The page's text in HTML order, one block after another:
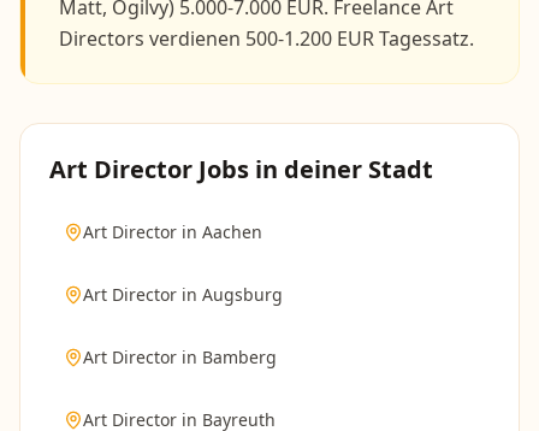
Matt, Ogilvy) 5.000-7.000 EUR. Freelance Art
Directors verdienen 500-1.200 EUR Tagessatz.
Art Director Jobs in deiner Stadt
Art Director in Aachen
Art Director in Augsburg
Art Director in Bamberg
Art Director in Bayreuth